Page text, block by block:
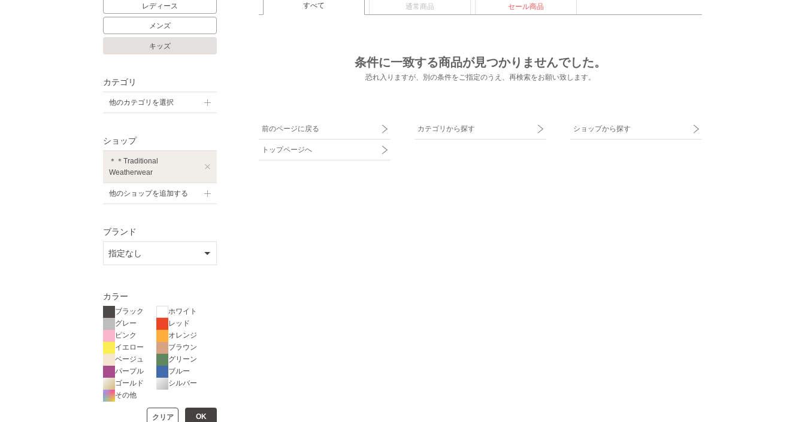
すべて 通常商品 セール商品
条件に一致する商品が見つかりませんでした。
恐れ入りますが、別の条件をご指定のうえ、 再検索をお願い致します。
前のページに戻る カテゴリから探す ショップから探す
トップページへ
レディース
メンズ
キッズ
カテゴリ
他のカテゴリを選択
ショップ
＊＊Traditional
Weatherwear
他のショップを追加する
ブランド
カラー
ブラック
ホワイト
グレー
レッド
ピンク
オレンジ
イエロー
ブラウン
ベージュ
グリーン
パープル
ブルー
ゴールド
シルバー
その他
クリア OK